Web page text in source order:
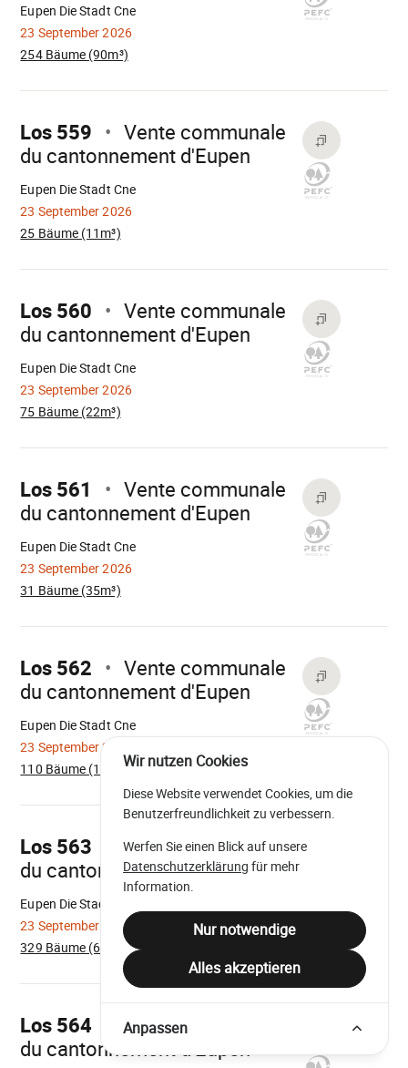
23 September 2026
Eupen Die Stadt Cne
254 Bäume (90m³)
Mach
Los 559
Vente communale
du cantonnement d'Eupen
23 September 2026
Eupen Die Stadt Cne
25 Bäume (11m³)
Wird
Mach
Los 560
Vente communale
du cantonnement d'Eupen
23 September 2026
Eupen Die Stadt Cne
75 Bäume (22m³)
Wird
Mach
Los 561
Vente communale
du cantonnement d'Eupen
23 September 2026
Eupen Die Stadt Cne
31 Bäume (35m³)
Wird
Mach
Los 562
Vente communale
du cantonnement d'Eupen
23 September 2026
Eupen Die Stadt Cne
110 Bäume (18m³)
Wird
Mach
Los 563
Vente communale
du cantonnement d'Eupen
23 September 2026
Eupen Die Stadt Cne
329 Bäume (61m³)
Wird
geladen
Mach
Los 564
Vente communale
du cantonnement d'Eupen
Wir nutzen Cookies
Diese Website verwendet Cookies, um die
Benutzerfreundlichkeit zu verbessern.
Werfen Sie einen Blick auf unsere
Datenschutzerklärung für mehr
Information.
Nur notwendige
Alles akzeptieren
Anpassen